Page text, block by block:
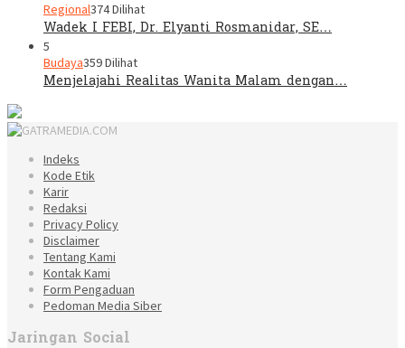
Regional374 Dilihat
Wadek I FEBI, Dr. Elyanti Rosmanidar, SE…
5
Budaya359 Dilihat
Menjelajahi Realitas Wanita Malam dengan…
Indeks
Kode Etik
Karir
Redaksi
Privacy Policy
Disclaimer
Tentang Kami
Kontak Kami
Form Pengaduan
Pedoman Media Siber
Jaringan Social